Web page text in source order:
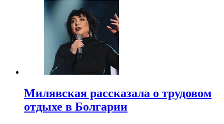
Милявская рассказала о трудовом
отдыхе в Болгарии